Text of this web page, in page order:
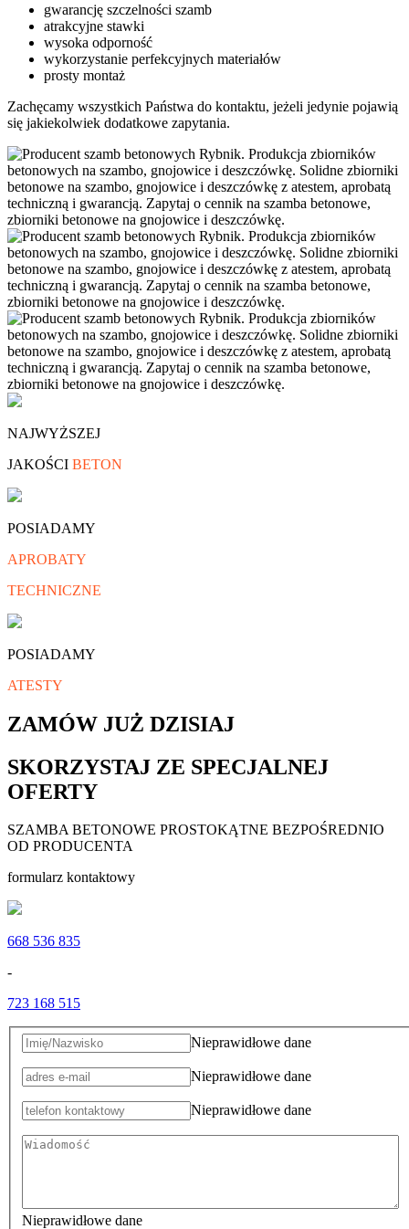
gwarancję szczelności szamb
atrakcyjne stawki
wysoka odporność
wykorzystanie perfekcyjnych materiałów
prosty montaż
Zachęcamy wszystkich Państwa do kontaktu, jeżeli jedynie pojawią
się jakiekolwiek dodatkowe zapytania.
NAJWYŻSZEJ
JAKOŚCI BETON
POSIADAMY
APROBATY
TECHNICZNE
POSIADAMY
ATESTY
ZAMÓW JUŻ DZISIAJ
SKORZYSTAJ ZE SPECJALNEJ
OFERTY
SZAMBA BETONOWE PROSTOKĄTNE BEZPOŚREDNIO
OD PRODUCENTA
formularz kontaktowy
668 536 835
-
723 168 515
Nieprawidłowe dane
Nieprawidłowe dane
Nieprawidłowe dane
Nieprawidłowe dane